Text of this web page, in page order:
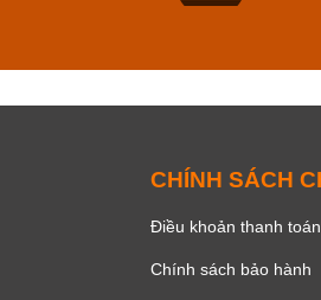
CHÍNH SÁCH
Điều khoản thanh toán
Chính sách bảo hành